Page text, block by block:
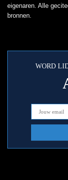
eigenaren. Alle
bronnen.
WORD